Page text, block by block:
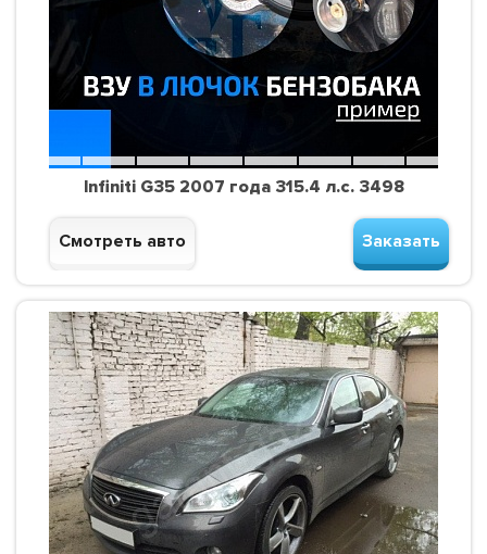
Infiniti G35 2007 года 315.4 л.с. 3498
Смотреть авто Заказать